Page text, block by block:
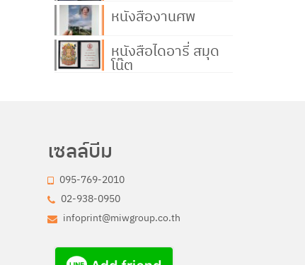
หนังสืองานศพ
หนังสือไดอารี่ สมุด
โน๊ต
เซลล์บีม
095-769-2010
02-938-0950
infoprint@miwgroup.co.th